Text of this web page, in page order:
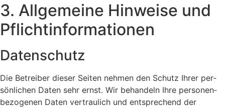
3. All­ge­mei­ne Hin­wei­se und
Pflicht­in­for­ma­tio­nen
Daten­schutz
Die Betrei­ber die­ser Sei­ten neh­men den Schutz Ihrer per­
sön­li­chen Daten sehr ernst. Wir behan­deln Ihre per­so­nen­
be­zo­ge­nen Daten ver­trau­lich und ent­spre­chend der